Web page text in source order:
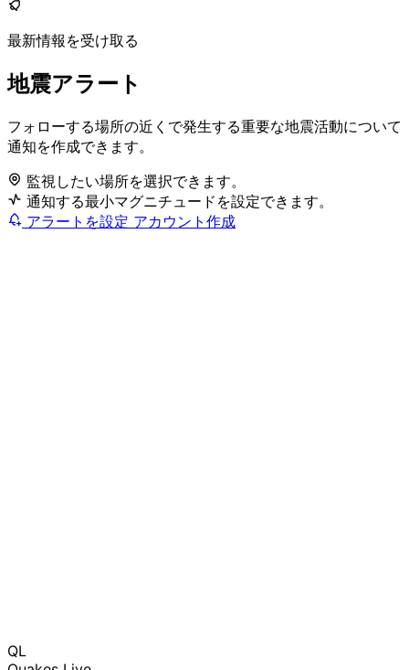
最新情報を受け取る
地震アラート
フォローする場所の近くで発生する重要な地震活動について
通知を作成できます。
監視したい場所を選択できます。
通知する最小マグニチュードを設定できます。
アラートを設定 アカウント作成
QL